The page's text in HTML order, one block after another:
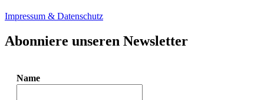
Impressum & Datenschutz
Abonniere unseren Newsletter
Name